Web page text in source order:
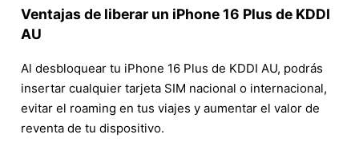
Ventajas de liberar un iPhone 16 Plus de KDDI
AU
Al desbloquear tu iPhone 16 Plus de KDDI AU, podrás
insertar cualquier tarjeta SIM nacional o internacional,
evitar el roaming en tus viajes y aumentar el valor de
reventa de tu dispositivo.